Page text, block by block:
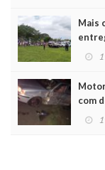
Mais
com